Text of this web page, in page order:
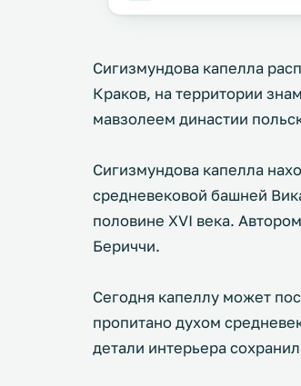
Сигизмундова капелла
Краков, на территории
мавзолеем династии
Сигизмундова капелла
средневековой башней
половине XVI века.
Бериччи.
Сегодня капеллу может
пропитано духом
детали интерьера